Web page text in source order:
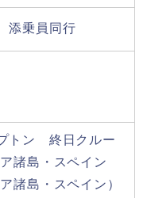
乗員同行
トン 終日クルー
諸島・スペイン
諸島・スペイン）